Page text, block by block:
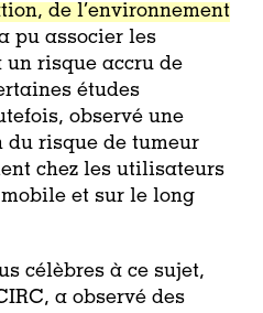
de l’environnement
pu associer les
un risque accru de
études
observé une
du risque de tumeur
chez les utilisateurs
et sur le long
célèbres à ce sujet,
a observé des